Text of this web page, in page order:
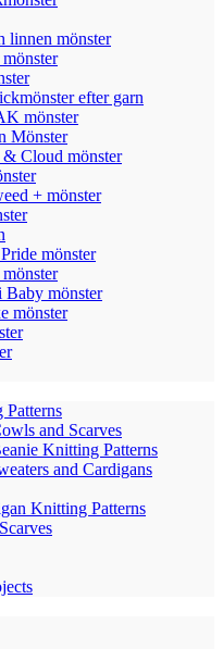
linnen mönster
efter garn
mönster
Mönster
Cloud mönster
+ mönster
mönster
mönster
mönster
Patterns
and Scarves
Knitting Patterns
and Cardigans
Knitting Patterns